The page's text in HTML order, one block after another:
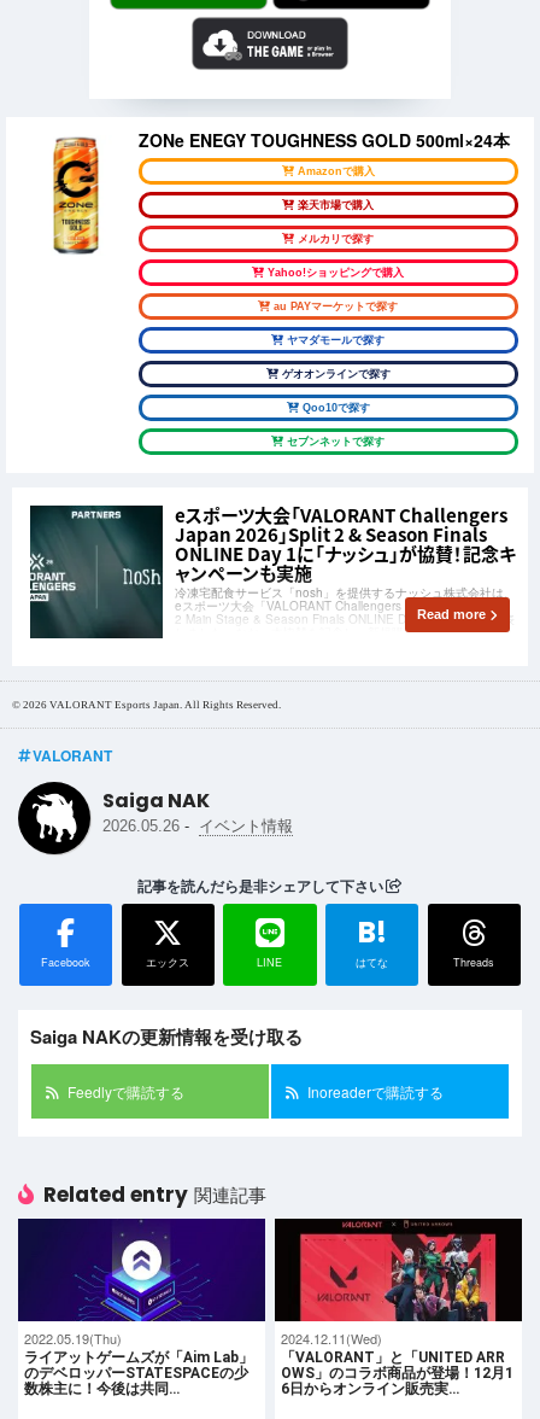
ZONe ENEGY TOUGHNESS GOLD 500ml×24本
Amazonで購入
楽天市場で購入
メルカリで探す
Yahoo!ショッピングで購入
au PAYマーケットで探す
ヤマダモールで探す
ゲオオンラインで探す
Qoo10で探す
セブンネットで探す
eスポーツ大会「VALORANT Challengers
Japan 2026」Split 2 & Season Finals
ONLINE Day 1に「ナッシュ」が協賛！記念キ
ャンペーンも実施
冷凍宅配食サービス「nosh」を提供するナッシュ株式会社は、
eスポーツ大会「VALORANT Challengers Japan 2026」Split
2 Main Stage & Season Finals ONLINE Day 1への協賛を発表
しました。なお、本協賛を記念し、新規購入でnosh総額5,000
Read more
© 2026 VALORANT Esports Japan. All Rights Reserved.
VALORANT
Saiga NAK
2026.05.26 - イベント情報
記事を読んだら是非シェアして下さい
Facebook エックス LINE
B!
はてな Threads
Saiga NAKの更新情報を受け取る
Feedlyで購読する Inoreaderで購読する
Related entry 関連記事
2022.05.19(Thu)
ライアットゲームズが「Aim Lab」
のデベロッパーSTATESPACEの少
数株主に！今後は共同…
2024.12.11(Wed)
「VALORANT」と「UNITED ARR
OWS」のコラボ商品が登場！12月1
6日からオンライン販売実…